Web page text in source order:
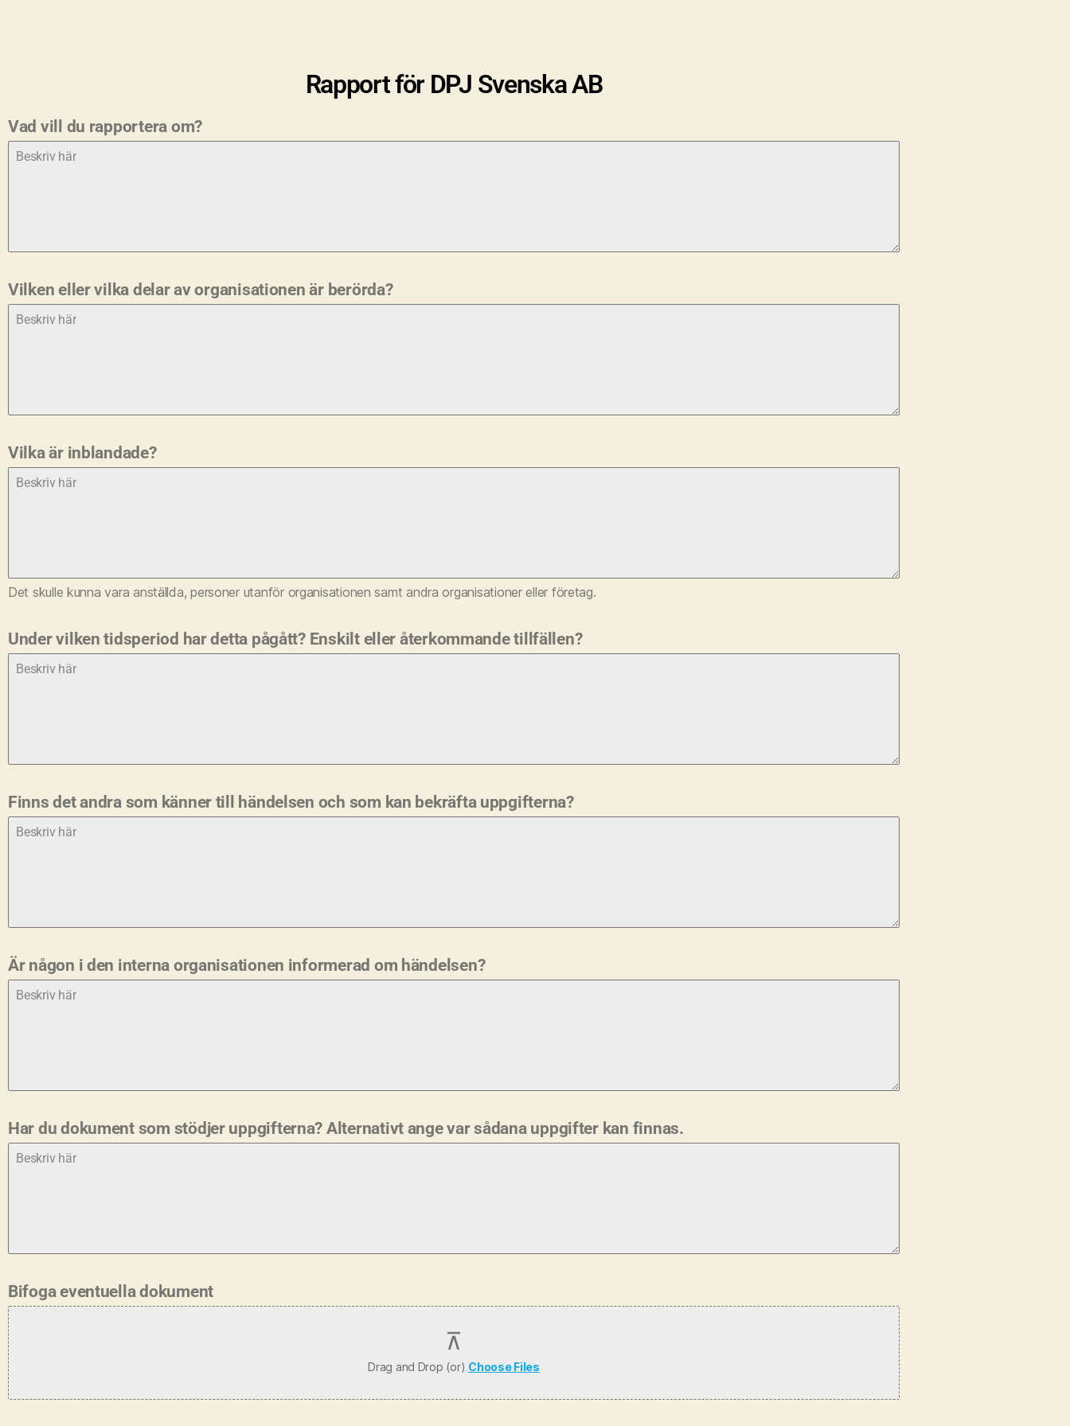
Rapport för DPJ Svenska AB
Vad vill du rapportera om?
Vilken eller vilka delar av organisationen är berörda?
Vilka är inblandade?
Det skulle kunna vara anställda, personer utanför organisationen samt andra organisationer eller företag.
Under vilken tidsperiod har detta pågått? Enskilt eller återkommande tillfällen?
Finns det andra som känner till händelsen och som kan bekräfta uppgifterna?
Är någon i den interna organisationen informerad om händelsen?
Har du dokument som stödjer uppgifterna? Alternativt ange var sådana uppgifter kan finnas.
Bifoga eventuella dokument
Drag and Drop (or) Choose Files